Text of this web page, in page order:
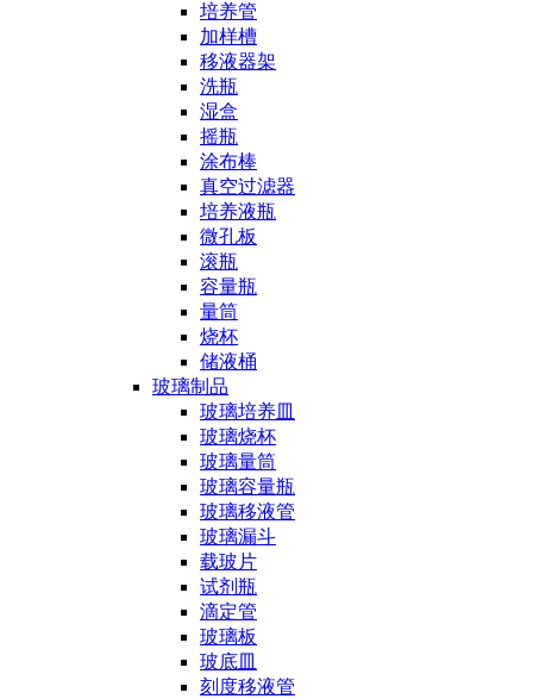
培养管
加样槽
移液器架
洗瓶
湿盒
摇瓶
涂布棒
真空过滤器
培养液瓶
微孔板
滚瓶
容量瓶
量筒
烧杯
储液桶
玻璃制品
玻璃培养皿
玻璃烧杯
玻璃量筒
玻璃容量瓶
玻璃移液管
玻璃漏斗
载玻片
试剂瓶
滴定管
玻璃板
玻底皿
刻度移液管